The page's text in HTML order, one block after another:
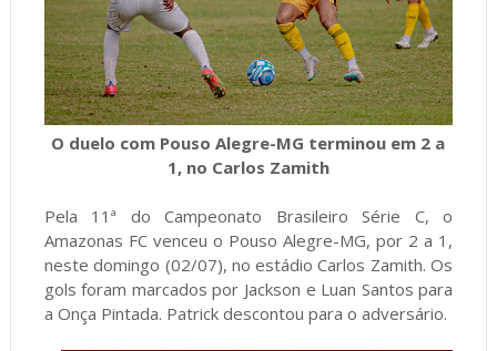
O duelo com Pouso Alegre-MG terminou em 2 a
1, no Carlos Zamith
Pela 11ª do Campeonato Brasileiro Série C, o
Amazonas FC venceu o Pouso Alegre-MG, por 2 a 1,
neste domingo (02/07), no estádio Carlos Zamith. Os
gols foram marcados por Jackson e Luan Santos para
a Onça Pintada. Patrick descontou para o adversário.